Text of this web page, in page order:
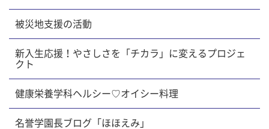
被災地支援の活動
新入生応援！やさしさを「チカラ」に変えるプロジェ
クト
健康栄養学科ヘルシー♡オイシー料理
名誉学園長ブログ「ほほえみ」